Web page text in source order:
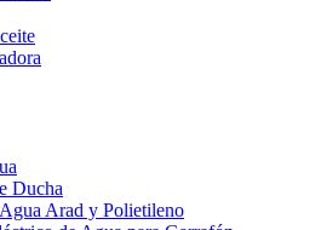
Ducha
Arad y Polietileno